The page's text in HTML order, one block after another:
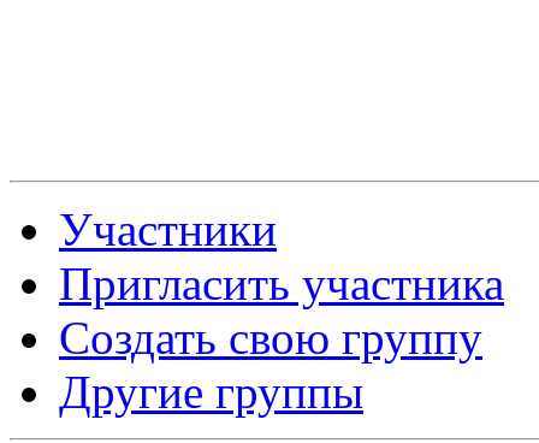
Участники
Пригласить участника
Создать свою группу
Другие группы